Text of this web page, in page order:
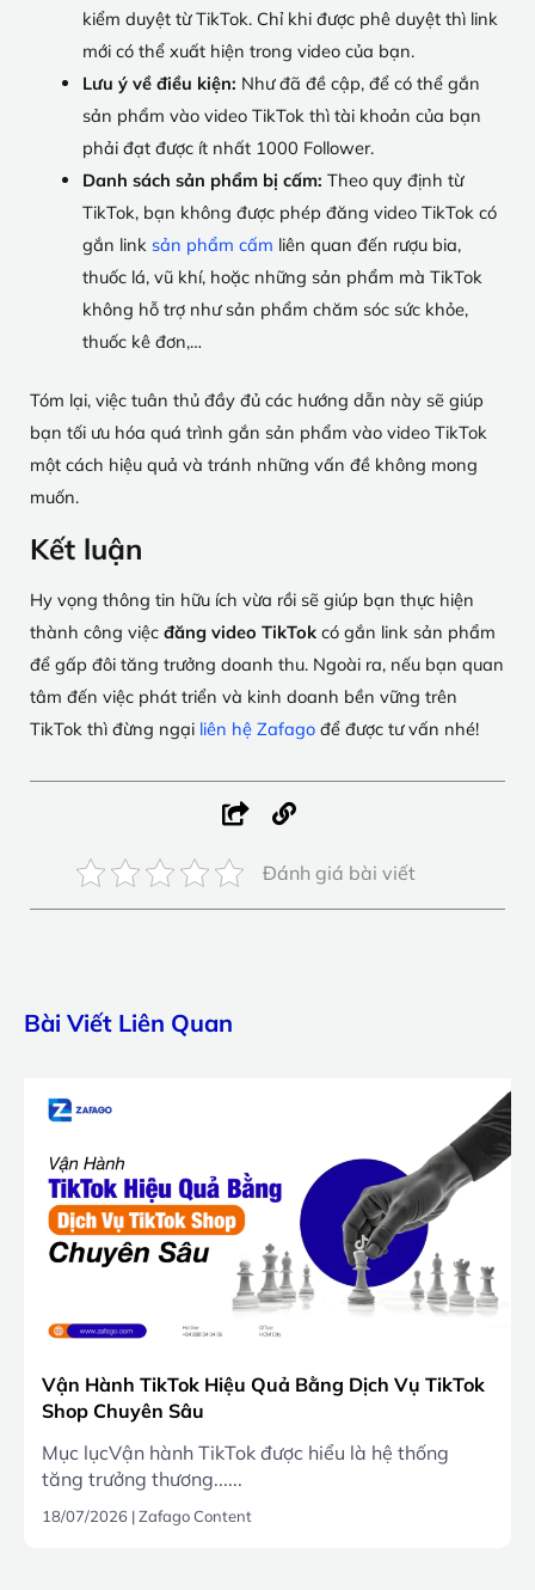
kiểm duyệt từ TikTok. Chỉ khi được phê duyệt thì link
mới có thể xuất hiện trong video của bạn.
Lưu ý về điều kiện: Như đã đề cập, để có thể gắn
sản phẩm vào video TikTok thì tài khoản của bạn
phải đạt được ít nhất 1000 Follower.
Danh sách sản phẩm bị cấm: Theo quy định từ
TikTok, bạn không được phép đăng video TikTok có
gắn link sản phẩm cấm liên quan đến rượu bia,
thuốc lá, vũ khí, hoặc những sản phẩm mà TikTok
không hỗ trợ như sản phẩm chăm sóc sức khỏe,
thuốc kê đơn,…
Tóm lại, việc tuân thủ đầy đủ các hướng dẫn này sẽ giúp
bạn tối ưu hóa quá trình gắn sản phẩm vào video TikTok
một cách hiệu quả và tránh những vấn đề không mong
muốn.
Kết luận
Hy vọng thông tin hữu ích vừa rồi sẽ giúp bạn thực hiện
thành công việc đăng video TikTok có gắn link sản phẩm
để gấp đôi tăng trưởng doanh thu. Ngoài ra, nếu bạn quan
tâm đến việc phát triển và kinh doanh bền vững trên
TikTok thì đừng ngại liên hệ Zafago để được tư vấn nhé!
Đánh giá bài viết
Bài Viết Liên Quan
Vận Hành TikTok Hiệu Quả Bằng Dịch Vụ TikTok
Shop Chuyên Sâu
Mục lụcVận hành TikTok được hiểu là hệ thống
tăng trưởng thương......
18/07/2026 |Zafago Content